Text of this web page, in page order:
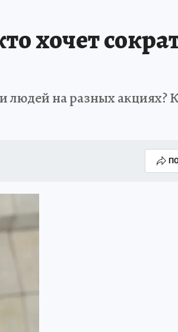
хочет
людей на разных акциях?